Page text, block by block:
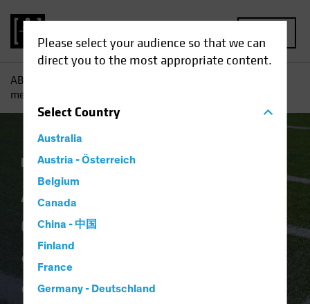
Please select your audience so that we can
direct you to the most appropriate content.
SelectCountry
Australia
Austria - Österreich
Belgium
Canada
China - 中国
Finland
France
Germany - Deutschland
AB
mensaje de la Fed, quedarse al margen es arriesgado
Economía Renta fija
A pesar del mensaje
de la Fed, quedarse
al margen es
arriesgado